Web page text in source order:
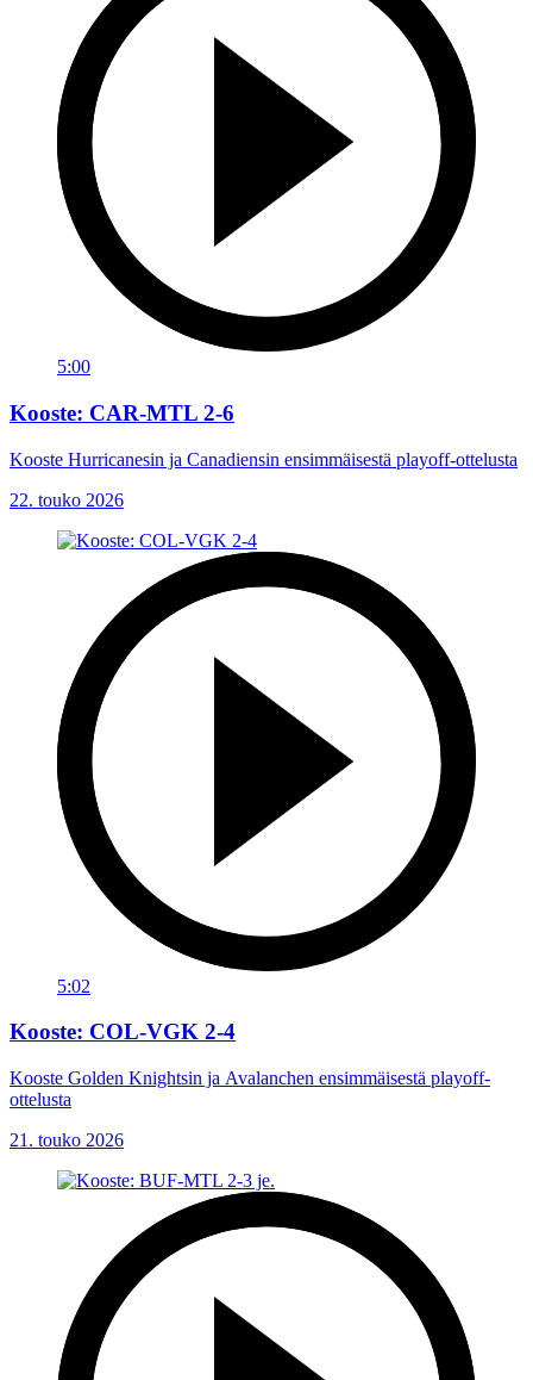
5:00
Kooste: CAR-MTL 2-6
Kooste Hurricanesin ja Canadiensin ensimmäisestä playoff-ottelusta
22. touko 2026
5:02
Kooste: COL-VGK 2-4
Kooste Golden Knightsin ja Avalanchen ensimmäisestä playoff-
ottelusta
21. touko 2026